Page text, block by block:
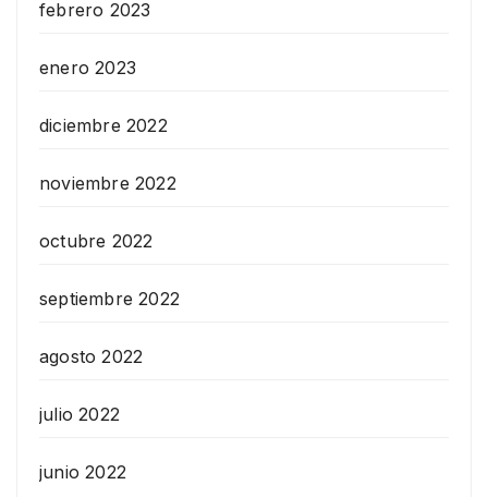
febrero 2023
enero 2023
diciembre 2022
noviembre 2022
octubre 2022
septiembre 2022
agosto 2022
julio 2022
junio 2022